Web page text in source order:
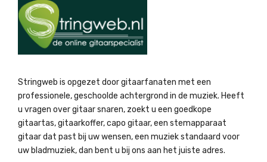
Stringweb is opgezet door gitaarfanaten met een
professionele, geschoolde achtergrond in de muziek. Heeft
u vragen over gitaar snaren, zoekt u een goedkope
gitaartas, gitaarkoffer, capo gitaar, een stemapparaat
gitaar dat past bij uw wensen, een muziek standaard voor
uw bladmuziek, dan bent u bij ons aan het juiste adres.